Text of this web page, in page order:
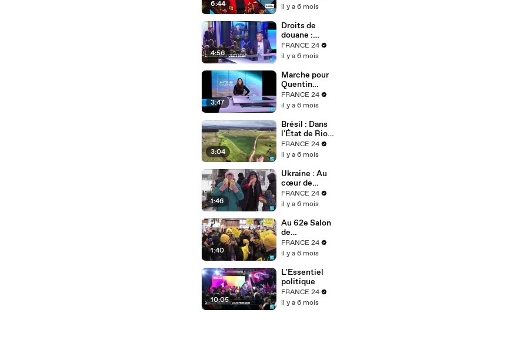
6:44
Clerc, l’espoir
slalom
il y a 6 mois
4:56
Droits de
douane :
Après la
décision de la
Suprême, la
riposte de
Donald Trump
FRANCE 24
il y a 6 mois
3:47
Marche pour
Quentin
Deranque : La
préfecture
environ 3 200
personnes à
Lyon
FRANCE 24
il y a 6 mois
3:04
Brésil : Dans
l'État de Rio
Grande do Sul,
pionnier de la
agriculture
durable
FRANCE 24
il y a 6 mois
1:46
Ukraine : Au
cœur de
l'hiver glacial,
un boulanger
réconfort
avec son pain
FRANCE 24
il y a 6 mois
1:40
Au 62e Salon
de
l'agriculture,
Emmanuel
la colère et
aux
inquiétudes
des
agriculteurs
FRANCE 24
il y a 6 mois
10:05
L'Essentiel
politique
FRANCE 24
il y a 6 mois